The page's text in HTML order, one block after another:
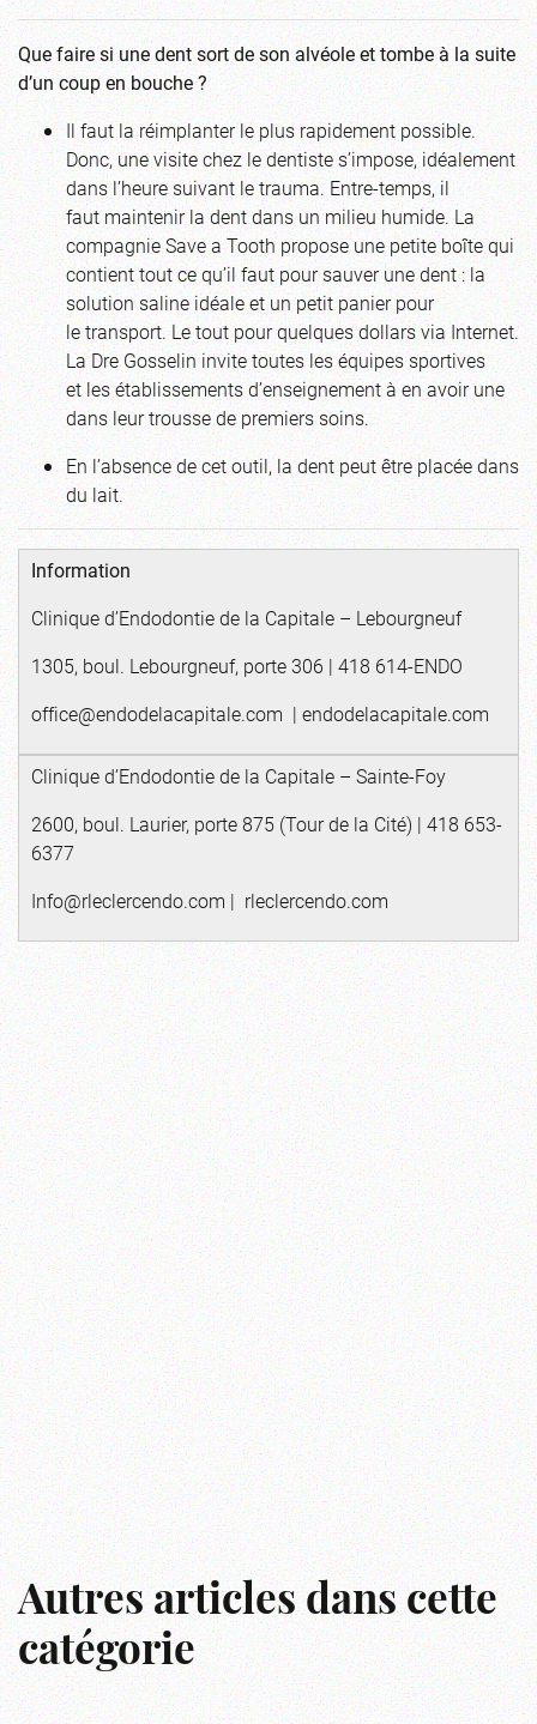
Que faire si une dent sort de son alvéole et tombe à la suite
d’un coup en bouche ?
Il faut la réimplanter le plus rapidement possible.
Donc, une visite chez le dentiste s’impose, idéalement
dans l’heure suivant le trauma. Entre-temps, il
faut maintenir la dent dans un milieu humide. La
compagnie Save a Tooth propose une petite boîte qui
contient tout ce qu’il faut pour sauver une dent : la
solution saline idéale et un petit panier pour
le transport. Le tout pour quelques dollars via Internet.
La Dre Gosselin invite toutes les équipes sportives
et les établissements d’enseignement à en avoir une
dans leur trousse de premiers soins.
En l’absence de cet outil, la dent peut être placée dans
du lait.
Information
Clinique d’Endodontie de la Capitale – Lebourgneuf
1305, boul. Lebourgneuf, porte 306 | 418 614-ENDO
office@endodelacapitale.com | endodelacapitale.com
Clinique d’Endodontie de la Capitale – Sainte-Foy
2600, boul. Laurier, porte 875 (Tour de la Cité) | 418 653-
6377
Info@rleclercendo.com | rleclercendo.com
Autres articles dans cette
catégorie